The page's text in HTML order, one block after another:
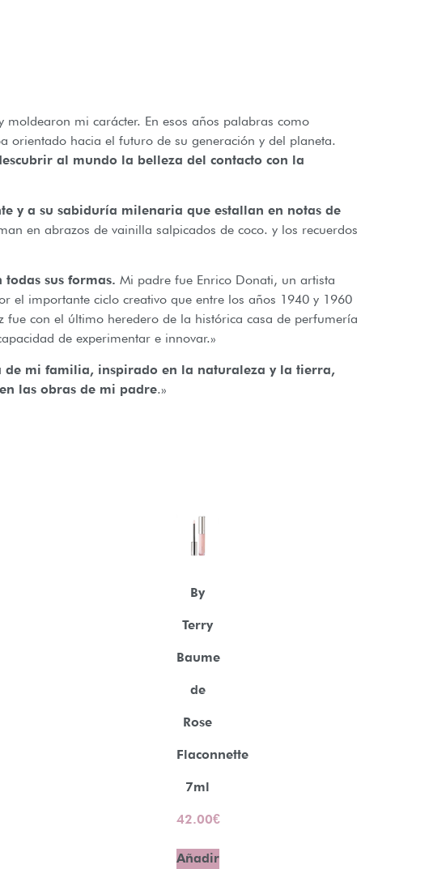
mi carácter. En esos años palabras como
orientado hacia el futuro de su generación y del planeta.
al mundo la belleza del contacto con la
y a su sabiduría milenaria que estallan en notas de
en abrazos de vainilla salpicados de coco. y los recuerdos
sus formas. Mi padre fue Enrico Donati, un artista
el importante ciclo creativo que entre los años 1940 y 1960
fue con el último heredero de la histórica casa de perfumería
de experimentar e innovar.»
de mi familia, inspirado en la naturaleza y la tierra,
las obras de mi padre.»
By
Terry
Baume
de
Rose
Flaconnette
7ml
42.00€
Añadir